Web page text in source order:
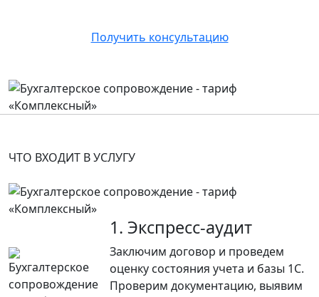
Получить консультацию
ЧТО ВХОДИТ В УСЛУГУ
1. Экспресс-аудит
Заключим договор и проведем
оценку состояния учета и базы 1С.
Проверим документацию, выявим